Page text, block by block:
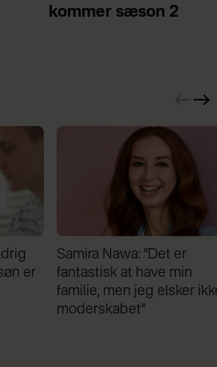
kommer sæson 2
Jeg valgte at blive skilt
min mand - da jeg en dag
gik forbi hans hus, fik jeg
chok